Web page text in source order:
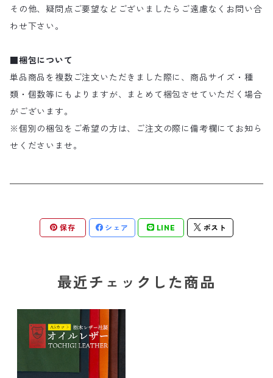
その他、疑問点ご要望などございましたらご遠慮なくお問い合
わせ下さい。
■梱包について
単品商品を複数ご注文いただきました際に、商品サイズ・種
類・個数等にもよりますが、まとめて梱包させていただく場合
がございます。
※個別の梱包をご希望の方は、ご注文の際に備考欄にてお知ら
せくださいませ。
保存 シェア LINE ポスト
最近チェックした商品